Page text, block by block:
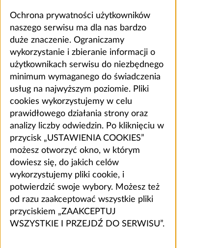
Ochrona prywatności użytkowników
naszego serwisu ma dla nas bardzo
duże znaczenie. Ograniczamy
wykorzystanie i zbieranie informacji o
użytkownikach serwisu do niezbędnego
minimum wymaganego do świadczenia
usług na najwyższym poziomie. Pliki
cookies wykorzystujemy w celu
prawidłowego działania strony oraz
analizy liczby odwiedzin. Po kliknięciu w
przycisk „USTAWIENIA COOKIES”
możesz otworzyć okno, w którym
dowiesz się, do jakich celów
wykorzystujemy pliki cookie, i
potwierdzić swoje wybory. Możesz też
od razu zaakceptować wszystkie pliki
przyciskiem „ZAAKCEPTUJ
WSZYSTKIE I PRZEJDŹ DO SERWISU”.